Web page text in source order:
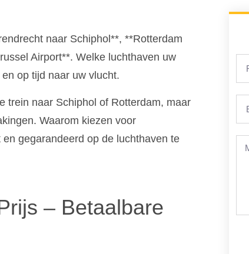
naar Schiphol**, **Rotterdam
Airport**. Welke luchthaven uw
op tijd naar uw vlucht.
trein naar Schiphol of Rotterdam, maar
Waarom kiezen voor
gegarandeerd op de luchthaven te
– Betaalbare